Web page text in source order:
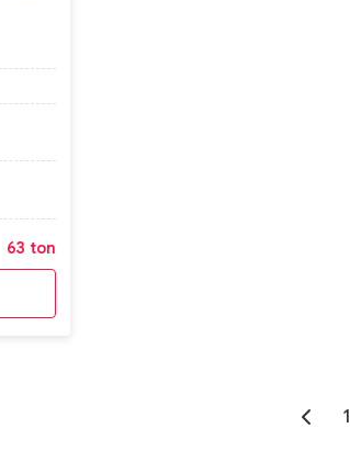
63 ton
1